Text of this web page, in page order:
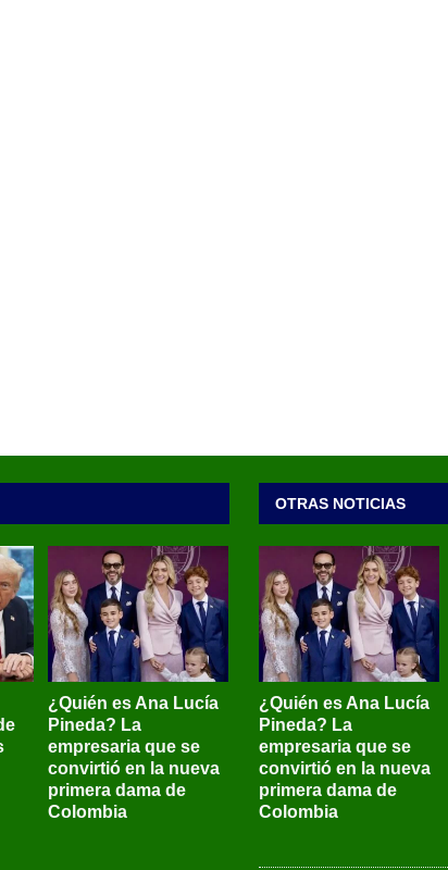
¿Quién es Ana Lucía
Pineda? La
empresaria que se
convirtió en la nueva
primera dama de
Colombia
OTRAS NOTICIAS
¿Quién es Ana Lucía
Pineda? La
empresaria que se
convirtió en la nueva
primera dama de
Colombia